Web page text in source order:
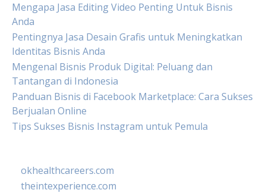
Mengapa Jasa Editing Video Penting Untuk Bisnis
Anda
Pentingnya Jasa Desain Grafis untuk Meningkatkan
Identitas Bisnis Anda
Mengenal Bisnis Produk Digital: Peluang dan
Tantangan di Indonesia
Panduan Bisnis di Facebook Marketplace: Cara Sukses
Berjualan Online
Tips Sukses Bisnis Instagram untuk Pemula
okhealthcareers.com
theintexperience.com